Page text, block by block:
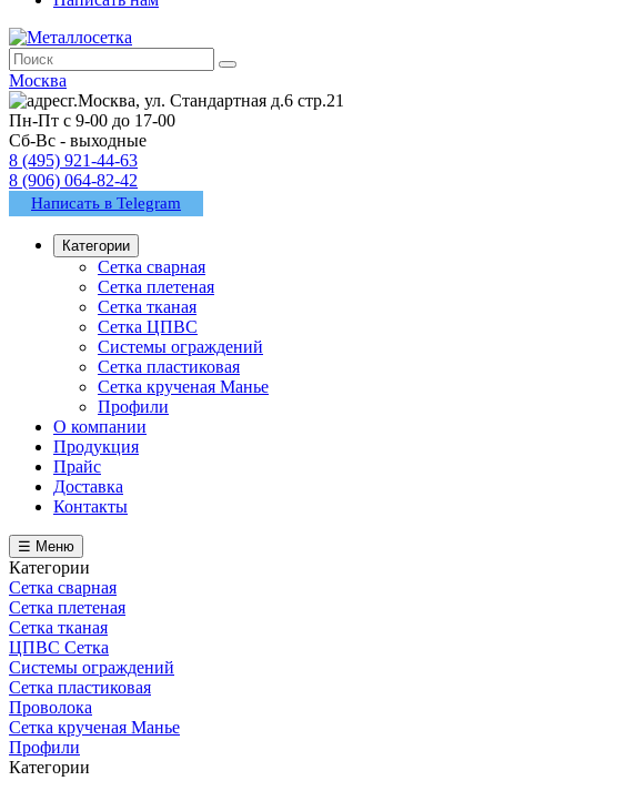
Москва
г.Москва, ул. Стандартная д.6 стр.21
Пн-Пт с 9-00 до 17-00
Сб-Вс - выходные
8 (495) 921-44-63
8 (906) 064-82-42
Написать в Telegram
Категории
Сетка сварная
Сетка плетеная
Сетка тканая
Сетка ЦПВС
Системы ограждений
Сетка пластиковая
Сетка крученая Манье
Профили
О компании
Продукция
Прайс
Доставка
Контакты
☰ Меню
Категории
Сетка сварная
Сетка плетеная
Сетка тканая
ЦПВС Сетка
Системы ограждений
Сетка пластиковая
Проволока
Сетка крученая Манье
Профили
Категории